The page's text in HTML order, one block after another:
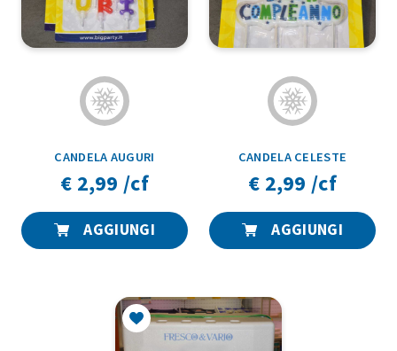
CANDELA AUGURI
€ 2,99 /cf
AGGIUNGI
CANDELA CELESTE
€ 2,99 /cf
AGGIUNGI